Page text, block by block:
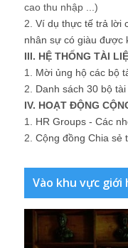
cao thu nhập ...)
2. Ví dụ thực tế trả lời
nhân sự có giàu được
III. HỆ THỐNG TÀI
1. Mời ủng hộ các bộ
2. Danh sách 30 bộ
IV. HOẠT ĐỘNG
1. HR Groups - Các
2. Cộng đồng Chia sẻ
Vào khu vực giới